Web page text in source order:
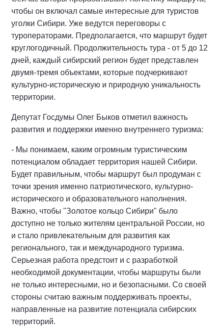
чтобы он включал самые интересные для туристов
уголки Сибири. Уже ведутся переговоры с
туроператорами. Предполагается, что маршрут будет
круглогодичный. Продолжительность тура - от 5 до 12
дней, каждый сибирский регион будет представлен
двумя-тремя объектами, которые подчеркивают
культурно-историческую и природную уникальность
территории.
Депутат Госдумы Олег Быков отметил важность
развития и поддержки именно внутреннего туризма:
- Мы понимаем, каким огромным туристическим
потенциалом обладает территория нашей Сибири.
Будет правильным, чтобы маршрут был продуман с
точки зрения именно патриотического, культурно-
исторического и образовательного наполнения.
Важно, чтобы "Золотое кольцо Сибири" было
доступно не только жителям центральной России, но
и стало привлекательным для развития как
регионального, так и международного туризма.
Серьезная работа предстоит и с разработкой
необходимой документации, чтобы маршруты были
не только интересными, но и безопасными. Со своей
стороны считаю важным поддерживать проекты,
направленные на развитие потенциала сибирских
территорий.